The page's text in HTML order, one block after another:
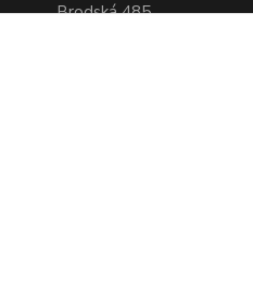
Brodská 485